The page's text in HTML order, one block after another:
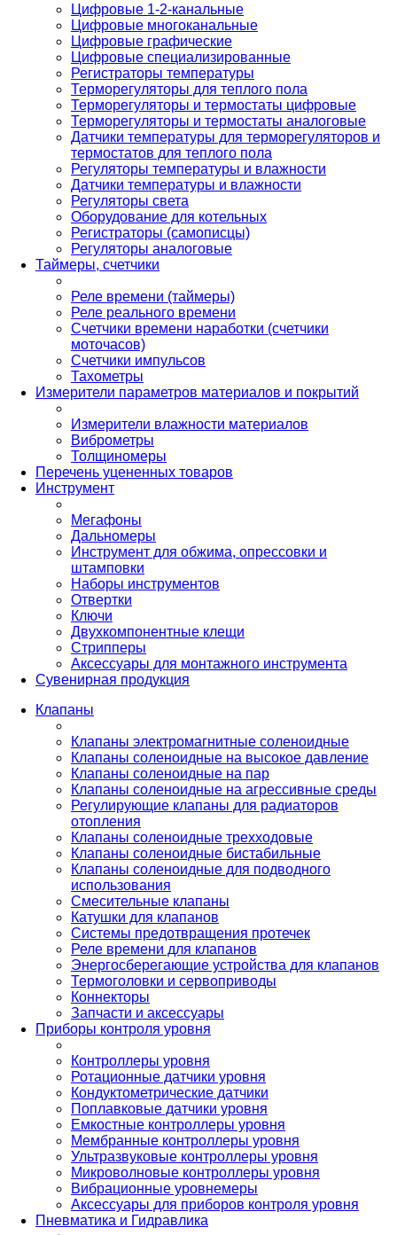
Цифровые 1-2-канальные
Цифровые многоканальные
Цифровые графические
Цифровые специализированные
Регистраторы температуры
Терморегуляторы для теплого пола
Терморегуляторы и термостаты цифровые
Терморегуляторы и термостаты аналоговые
Датчики температуры для терморегуляторов и
термостатов для теплого пола
Регуляторы температуры и влажности
Датчики температуры и влажности
Регуляторы света
Оборудование для котельных
Регистраторы (самописцы)
Регуляторы аналоговые
Таймеры, счетчики
Реле времени (таймеры)
Реле реального времени
Счетчики времени наработки (счетчики
моточасов)
Счетчики импульсов
Тахометры
Измерители параметров материалов и покрытий
Измерители влажности материалов
Виброметры
Толщиномеры
Перечень уцененных товаров
Инструмент
Мегафоны
Дальномеры
Инструмент для обжима, опрессовки и
штамповки
Наборы инструментов
Отвертки
Ключи
Двухкомпонентные клещи
Стрипперы
Аксессуары для монтажного инструмента
Сувенирная продукция
Клапаны
Клапаны электромагнитные соленоидные
Клапаны соленоидные на высокое давление
Клапаны соленоидные на пар
Клапаны соленоидные на агрессивные среды
Регулирующие клапаны для радиаторов
отопления
Клапаны соленоидные трехходовые
Клапаны соленоидные бистабильные
Клапаны соленоидные для подводного
использования
Смесительные клапаны
Катушки для клапанов
Системы предотвращения протечек
Реле времени для клапанов
Энергосберегающие устройства для клапанов
Термоголовки и сервоприводы
Коннекторы
Запчасти и аксессуары
Приборы контроля уровня
Контроллеры уровня
Ротационные датчики уровня
Кондуктометрические датчики
Поплавковые датчики уровня
Емкостные контроллеры уровня
Мембранные контроллеры уровня
Ультразвуковые контроллеры уровня
Микроволновые контроллеры уровня
Вибрационные уровнемеры
Аксессуары для приборов контроля уровня
Пневматика и Гидравлика